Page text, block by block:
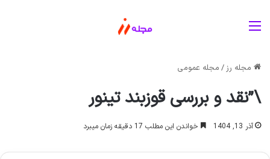
مجله رز/ مجله عمومی
\”نقد و بررسی قوزبند تینور
آذر 13, 1404 خواندن این مطلب 17 دقیقه زمان میبرد